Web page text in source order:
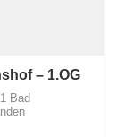
– 1.OG
1 Bad